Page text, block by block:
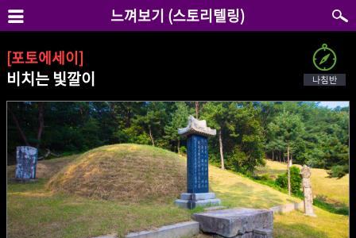
느껴보기 (스토리텔링)
[포토에세이]
비치는 빛깔이